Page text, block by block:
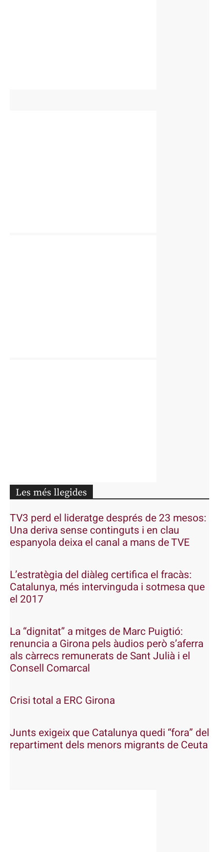
Les més llegides
TV3 perd el lideratge després de 23 mesos:
Una deriva sense continguts i en clau
espanyola deixa el canal a mans de TVE
L’estratègia del diàleg certifica el fracàs:
Catalunya, més intervinguda i sotmesa que
el 2017
La “dignitat” a mitges de Marc Puigtió:
renuncia a Girona pels àudios però s’aferra
als càrrecs remunerats de Sant Julià i el
Consell Comarcal
Crisi total a ERC Girona
Junts exigeix que Catalunya quedi “fora” del
repartiment dels menors migrants de Ceuta